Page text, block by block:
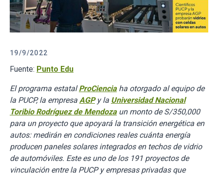
19/9/2022
Fuente: Punto Edu
Elprograma estatalProCienciaha otorgado al equipo de
la PUCP, la empresa AGPy la Universidad Nacional
Toribio Rodríguez de Mendozaun monto de S/350,000
para un proyecto que apoyará la transición energética en
autos: medirán en condiciones reales cuánta energía
producen paneles solares integrados en techos de vidrio
de automóviles. Este es uno de los 191 proyectos de
vinculación entre la PUCP y empresas privadas que